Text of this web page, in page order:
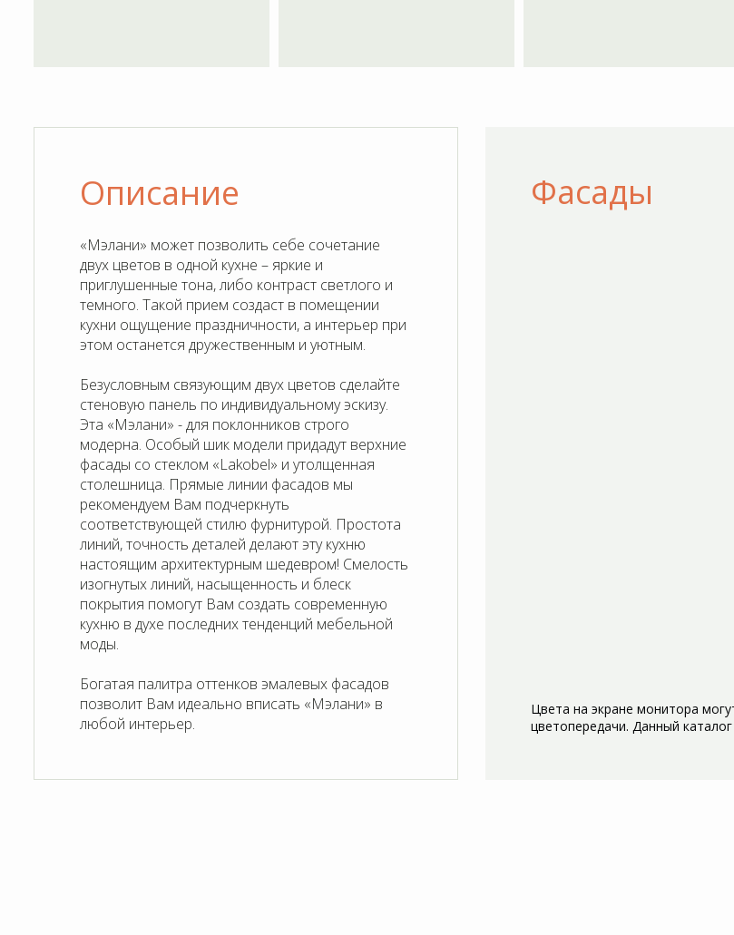
«Мэлани» может позволить себе сочетание
двух цветов в одной кухне – яркие и
приглушенные тона, либо контраст светлого и
темного. Такой прием создаст в помещении
кухни ощущение праздничности, а интерьер при
Безусловным связующим двух цветов сделайте
стеновую панель по индивидуальному эскизу.
Эта «Мэлани» - для поклонников строго
модерна. Особый шик модели придадут верхние
фасады со стеклом «Lakobel» и утолщенная
столешница. Прямые линии фасадов мы
рекомендуем Вам подчеркнуть
соответствующей стилю фурнитурой. Простота
линий, точность деталей делают эту кухню
настоящим архитектурным шедевром! Смелость
изогнутых линий, насыщенность и блеск
покрытия помогут Вам создать современную
кухню в духе последних тенденций мебельной
Богатая палитра оттенков эмалевых фасадов
позволит Вам идеально вписать «Мэлани» в
Цвета на экране монитора